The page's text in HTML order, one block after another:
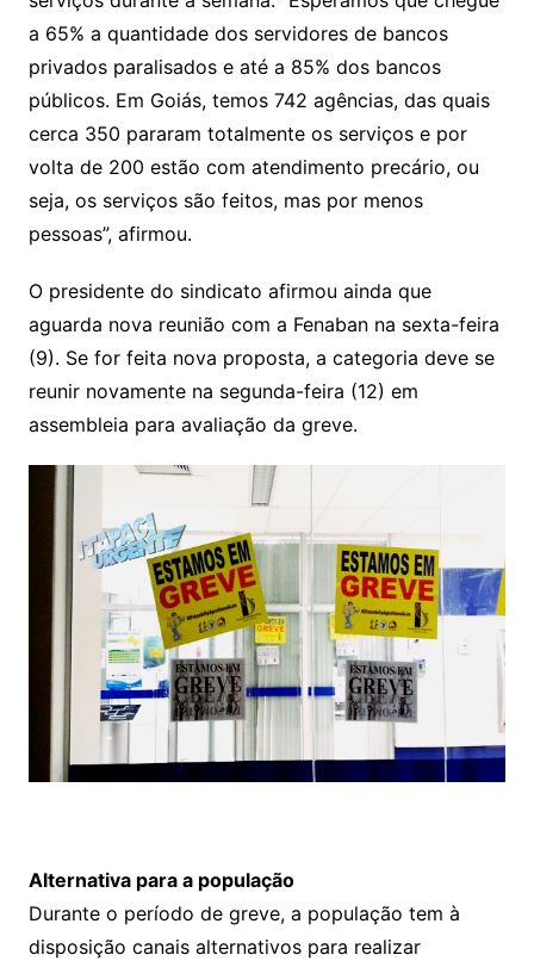
a 65% a quantidade dos servidores de bancos
privados paralisados e até a 85% dos bancos
públicos. Em Goiás, temos 742 agências, das quais
cerca 350 pararam totalmente os serviços e por
volta de 200 estão com atendimento precário, ou
seja, os serviços são feitos, mas por menos
pessoas”, afirmou.
O presidente do sindicato afirmou ainda que
aguarda nova reunião com a Fenaban na sexta-feira
(9). Se for feita nova proposta, a categoria deve se
reunir novamente na segunda-feira (12) em
assembleia para avaliação da greve.
Alternativa para a população
Durante o período de greve, a população tem à
disposição canais alternativos para realizar